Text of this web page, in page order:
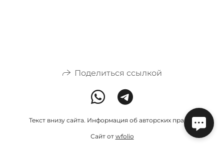
Поделиться ссылкой
Текст внизу сайта. Информация об авторских правах.
Сайт от wfolio